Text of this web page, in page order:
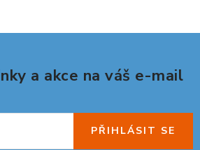
a akce na váš e-mail
PŘIHLÁSIT SE